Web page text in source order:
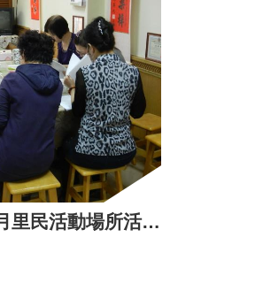
101年度1至3月里民活動場所活動花絮